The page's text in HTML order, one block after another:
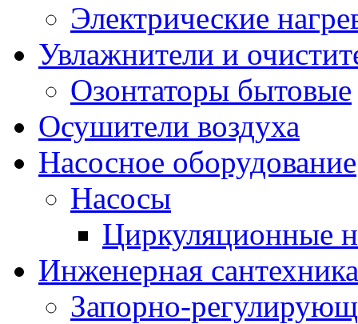
Электрические
Увлажнители и
Озонтаторы бытовые
Осушители воздуха
Насосное оборудование
Насосы
Циркуляционные
Инженерная сантехника
Запорно-